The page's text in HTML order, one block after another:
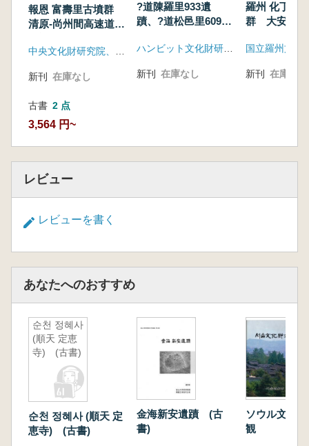
報恩 富壽里古墳群
清原-尚州間高速道路
新刊 在庫なし
古書 2 点
3,564 円~
?道陳羅里933遺
蹟、?道松邑里609遺
ハンビット文化財研究院
新刊 在庫なし
羅州 化丁里
群 大安里
国立羅州文化
新刊 在庫なし
レビュー
レビューを書く
あなたへのおすすめ
순천 정혜사
(順天 定恵
寺) (古書)
순천 정혜사 (順天 定
恵寺) (古書)
金海新安遺蹟 (古
書)
ソウル文化